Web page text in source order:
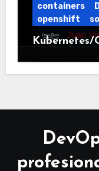
containers
openshift
Kubernetes/